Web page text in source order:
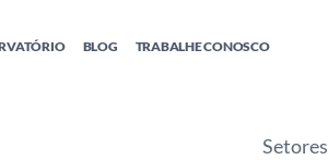
BLOG TRABALHE CONOSCO
Setores